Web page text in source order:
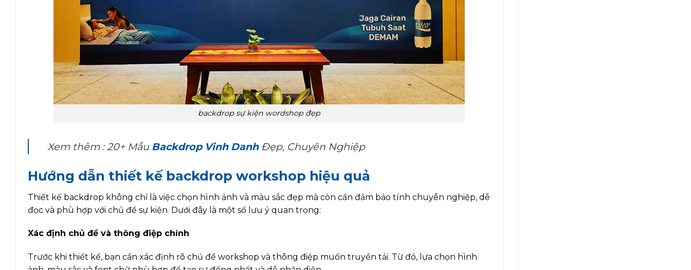
backdrop sự kiện wordshop đẹp
Xem thêm : 20+ Mẫu Backdrop Vinh DanhĐẹp, Chuyên Nghiệp
Hướng dẫn thiết kế backdrop workshop hiệu quả
Thiết kế backdrop không chỉ là việc chọn hình ảnh và màu sắc đẹp mà còn cần đảm bảo tính chuyên nghiệp, dễ
đọc và phù hợp với chủ đề sự kiện. Dưới đây là một số lưu ý quan trọng:
Xác định chủ đề và thông điệp chính
Trước khi thiết kế, bạn cần xác định rõ chủ đề workshop và thông điệp muốn truyền tải. Từ đó, lựa chọn hình